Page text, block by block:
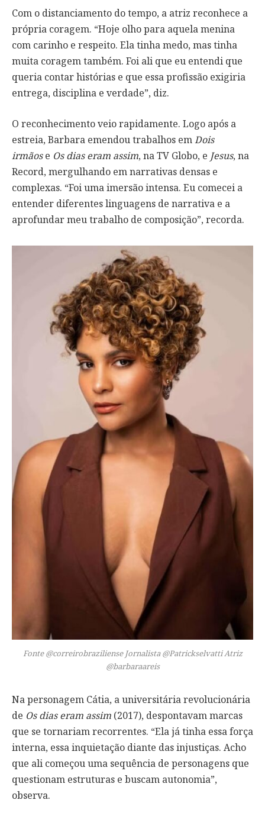
Com o distanciamento do tempo, a atriz reconhece a
própria coragem. “Hoje olho para aquela menina
com carinho e respeito. Ela tinha medo, mas tinha
muita coragem também. Foi ali que eu entendi que
queria contar histórias e que essa profissão exigiria
entrega, disciplina e verdade”, diz.
O reconhecimento veio rapidamente. Logo após a
estreia, Barbara emendou trabalhos emDois
irmãose Os dias eram assim, na TV Globo, e Jesus, na
Record, mergulhando em narrativas densas e
complexas. “Foi uma imersão intensa. Eu comecei a
entender diferentes linguagens de narrativa e a
aprofundar meu trabalho de composição”, recorda.
Fonte @correirobraziliense Jornalista @Patrickselvatti Atriz
@barbaraareis
Na personagem Cátia, a universitária revolucionária
de Os dias eram assim (2017), despontavam marcas
que se tornariam recorrentes. “Ela já tinha essa força
interna, essa inquietação diante das injustiças. Acho
que ali começou uma sequência de personagens que
questionam estruturas e buscam autonomia”,
observa.